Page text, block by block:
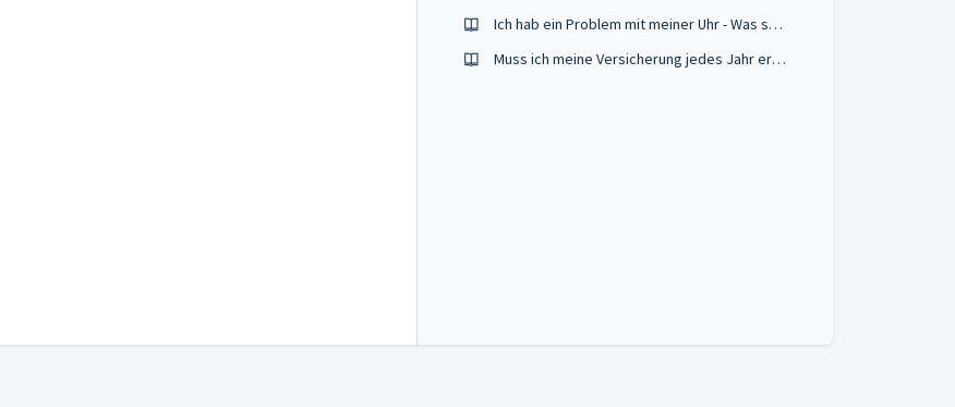
Ich hab ein Problem mit meiner Uhr - Was soll ich tun?
Muss ich meine Versicherung jedes Jahr erneuern?